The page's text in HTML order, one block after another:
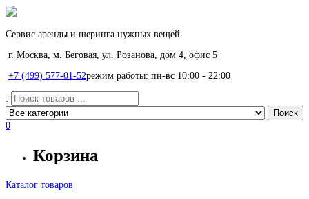
Сервис аренды и шеринга нужных вещей
г. Москва, м. Беговая, ул. Розанова, дом 4, офис 5
+7 (499) 577-01-52режим работы: пн-вс 10:00 - 22:00
:
0
Корзина
Каталог товаров